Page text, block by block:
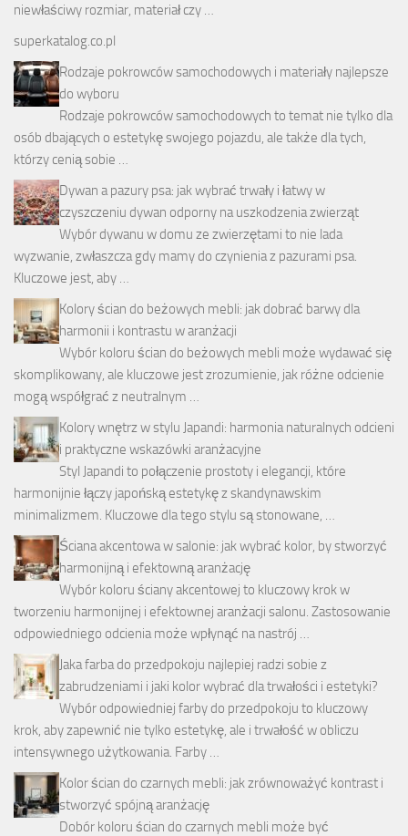
niewłaściwy rozmiar, materiał czy …
superkatalog.co.pl
Rodzaje pokrowców samochodowych i materiały najlepsze
do wyboru
Rodzaje pokrowców samochodowych to temat nie tylko dla
osób dbających o estetykę swojego pojazdu, ale także dla tych,
którzy cenią sobie …
Dywan a pazury psa: jak wybrać trwały i łatwy w
czyszczeniu dywan odporny na uszkodzenia zwierząt
Wybór dywanu w domu ze zwierzętami to nie lada
wyzwanie, zwłaszcza gdy mamy do czynienia z pazurami psa.
Kluczowe jest, aby …
Kolory ścian do beżowych mebli: jak dobrać barwy dla
harmonii i kontrastu w aranżacji
Wybór koloru ścian do beżowych mebli może wydawać się
skomplikowany, ale kluczowe jest zrozumienie, jak różne odcienie
mogą współgrać z neutralnym …
Kolory wnętrz w stylu Japandi: harmonia naturalnych odcieni
i praktyczne wskazówki aranżacyjne
Styl Japandi to połączenie prostoty i elegancji, które
harmonijnie łączy japońską estetykę z skandynawskim
minimalizmem. Kluczowe dla tego stylu są stonowane, …
Ściana akcentowa w salonie: jak wybrać kolor, by stworzyć
harmonijną i efektowną aranżację
Wybór koloru ściany akcentowej to kluczowy krok w
tworzeniu harmonijnej i efektownej aranżacji salonu. Zastosowanie
odpowiedniego odcienia może wpłynąć na nastrój …
Jaka farba do przedpokoju najlepiej radzi sobie z
zabrudzeniami i jaki kolor wybrać dla trwałości i estetyki?
Wybór odpowiedniej farby do przedpokoju to kluczowy
krok, aby zapewnić nie tylko estetykę, ale i trwałość w obliczu
intensywnego użytkowania. Farby …
Kolor ścian do czarnych mebli: jak zrównoważyć kontrast i
stworzyć spójną aranżację
Dobór koloru ścian do czarnych mebli może być